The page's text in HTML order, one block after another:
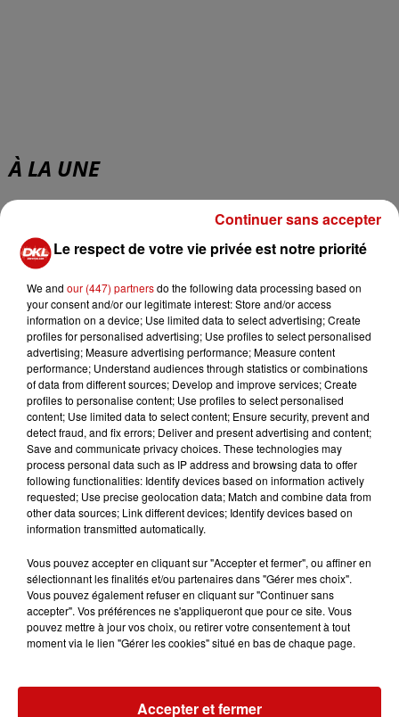
À LA UNE
DKL en direct du Casino Barrière
Mulhouse : un homme condamné à
trois mois de prison avec sursis...
la 77e Foire aux vins de Colmar
ouvre ses portes pendant 10 jours
TITRES DIFFUSÉS
15h43
15h43
Le respect de votre vie privée est notre priorité
We and our (447) partnersdo the following data processing based on
your consent and/or our legitimate interest: Store and/or access
information on a device; Use limited data to select advertising; Create
profiles for personalised advertising; Use profiles to select personalised
advertising; Measure advertising performance; Measure content
performance; Understand audiences through statistics or combinations
of data from different sources; Develop and improve services; Create
profiles to personalise content; Use profiles to select personalised
content; Use limited data to select content; Ensure security, prevent and
detect fraud, and fix errors; Deliver and present advertising and content;
Save and communicate privacy choices. These technologies may
process personal data such as IP address and browsing data to offer
following functionalities: Identify devices based on information actively
requested; Use precise geolocation data; Match and combine data from
other data sources; Link different devices; Identify devices based on
information transmitted automatically.
Vous pouvez accepter en cliquant sur "Accepter et fermer", ou affiner en
sélectionnant les finalités et/ou partenaires dans "Gérer mes choix".
Vous pouvez également refuser en cliquant sur "Continuer sans
accepter". Vos préférences ne s'appliqueront que pour ce site. Vous
pouvez mettre à jour vos choix, ou retirer votre consentement à tout
moment via le lien "Gérer les cookies" situé en bas de chaque page.
Accepter et fermer
Continuer sans accepter